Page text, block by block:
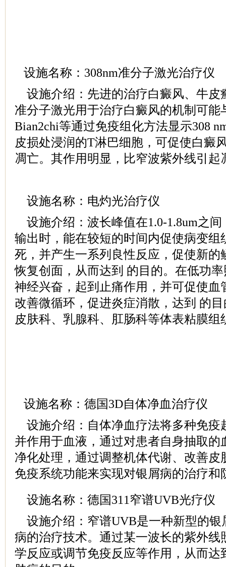
设施名称：308nm准分子激光治疗仪
设施介绍：先进的治疗白癜风、牛皮
准分子激光用于治疗白癜风的机制可能
Bian2chi等通过免疫组化方法显示308
皮损处浸润的T淋巴细胞，可促使白癜
凋亡。其作用明显，比窄波紫外线引起
设施名称：电灼光治疗仪
设施介绍：波长峰值在1.0-1.8um之
输出时，能在较短的时间内促使病变组
死，并产生一系列良性反应，促使新的
恢复创面，从而达到 的目的。在低功
神经兴奋，起到止痛作用，并可促使血
改善微循环，促进炎症消散，达到 的
皮肤科、乳腺科、肛肠科等体表粘膜组
设施名称：德国3D自体净血治疗仪
设施介绍：自体净血疗法将多种免疫
并作用于血液，通过对患者自身抽取的
净化处理，通过调整机体代谢、改善皮
免疫系统功能来实现对银屑病的治疗和
设施名称：德国311窄谱UVB光疗仪
设施介绍：窄谱UVB是一种新型的银
病的治疗技术。通过某一波长的紫外线
学反应或调节免疫反应等作用，从而达